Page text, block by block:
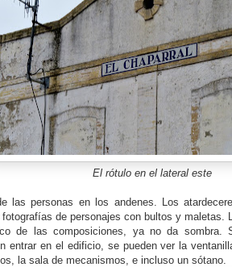
El rótulo en el lateral este
las personas en los andenes. Los
de personajes con bultos y maletas.
de las composiciones, ya no da sombra.
entrar en el edificio, se pueden ver la
la sala de mecanismos, e incluso un sótano.